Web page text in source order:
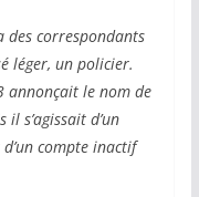
des correspondants
léger, un policier.
annonçait le nom de
s’agissait d’un
compte inactif